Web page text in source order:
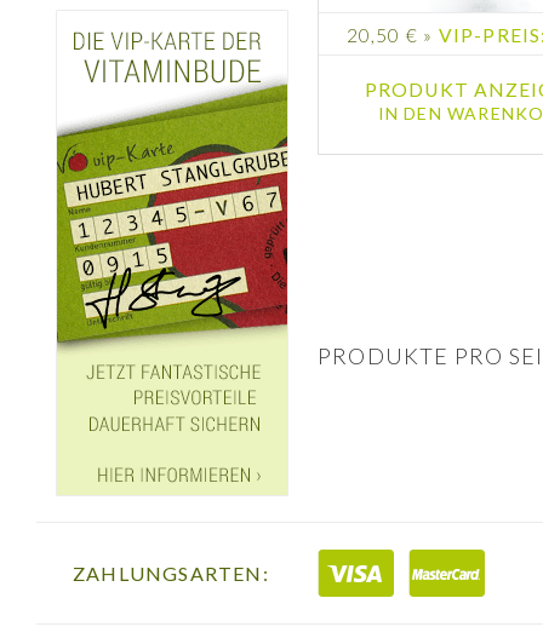
20,50 € » VIP-
PRODUKT
IN DEN
PRODUKTE PRO
ZAHLUNGSARTEN: